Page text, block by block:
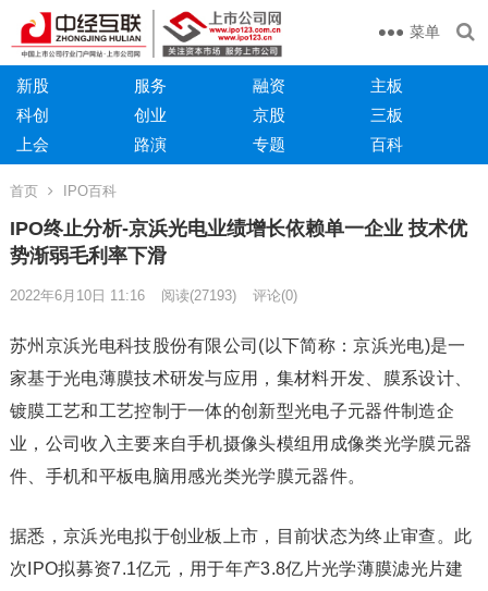
菜单
新股 服务 融资
主板
科创
创业 京股
三板
上会
路演 专题 百科
首页 IPO百科
IPO终止分析-京浜光电业绩增长依赖单一企业 技术优
势渐弱毛利率下滑
2022年6月10日 11:16 阅读(27193) 评论(0)
苏州京浜光电科技股份有限公司(以下简称：京浜光电)是一
家基于光电薄膜技术研发与应用，集材料开发、膜系设计、
镀膜工艺和工艺控制于一体的创新型光电子元器件制造企
业，公司收入主要来自手机摄像头模组用成像类光学膜元器
件、手机和平板电脑用感光类光学膜元器件。
据悉，京浜光电拟于创业板上市，目前状态为终止审查。此
次IPO拟募资7.1亿元，用于年产3.8亿片光学薄膜滤光片建